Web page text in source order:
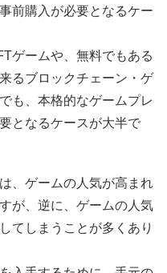
前購入が必要となるケー
ゲームや、無料でもある
るブロックチェーン・ゲ
も、本格的なゲームプレ
となるケースが大半で
、ゲームの人気が高まれ
が、逆に、ゲームの人気
てしまうことが多くあり